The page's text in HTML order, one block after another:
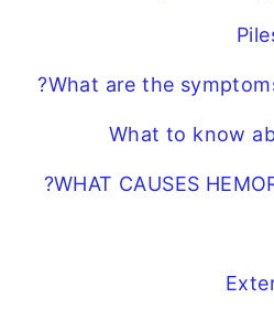
What are the
What to know
WHAT CAUSES